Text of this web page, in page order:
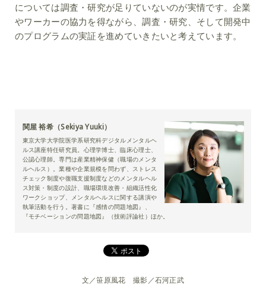
については調査・研究が足りていないのが実情です。企業
やワーカーの協力を得ながら、調査・研究、そして開発中
のプログラムの実証を進めていきたいと考えています。
関屋 裕希（Sekiya Yuuki）
東京大学大学院医学系研究科デジタルメンタルヘ
ルス講座特任研究員。心理学博士、臨床心理士、
公認心理師。専門は産業精神保健（職場のメンタ
ルヘルス）。業種や企業規模を問わず、ストレス
チェック制度や復職支援制度などのメンタルヘル
ス対策・制度の設計、職場環境改善・組織活性化
ワークショップ、メンタルヘルスに関する講演や
執筆活動を行う。著書に『感情の問題地図』、
『モチベーションの問題地図』（技術評論社）ほか。
文／笹原風花 撮影／石河正武